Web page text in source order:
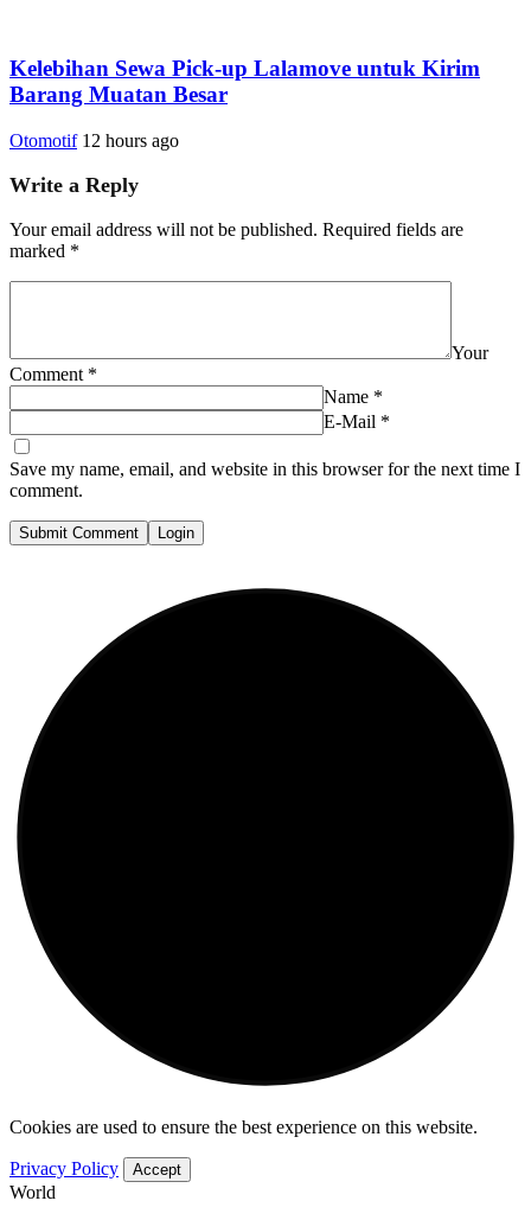
Kelebihan Sewa Pick-up Lalamove untuk Kirim
Barang Muatan Besar
Otomotif 12 hours ago
Write a Reply
Your email address will not be published. Required fields are
marked *
Your
Comment *
Name *
E-Mail *
Save my name, email, and website in this browser for the next time I
comment.
Submit Comment Login
Cookies are used to ensure the best experience on this website.
Privacy Policy Accept
World